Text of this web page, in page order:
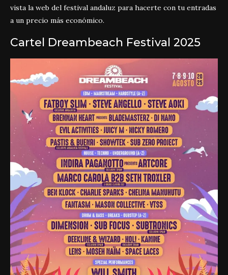
vista la web del festival andaluz para hacerte con tu entradas
a un precio más económico.
Cartel Dreambeach Festival 2025